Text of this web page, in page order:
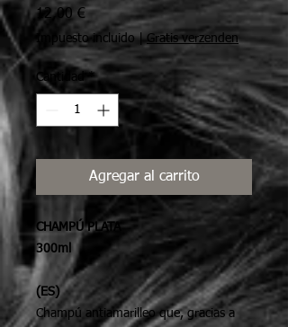
12,00 €Precio
Impuesto incluido|Gratis verzenden
Cantidad *
Agregar al carrito
CHAMPÚ PLATA
300ml
(ES)
Champú antiamarilleo que, gracias a